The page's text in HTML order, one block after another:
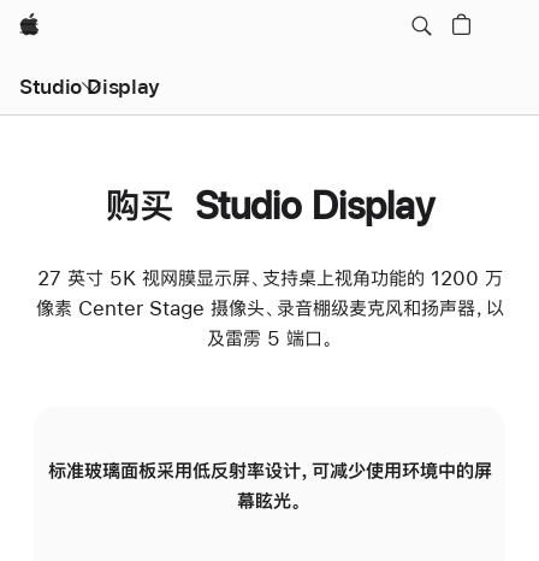
Apple
Studio Display
购买 Studio Display
27 英寸 5K 视网膜显示屏、支持桌上视角功能的 1200 万
像素 Center Stage 摄像头、录音棚级麦克风和扬声器，以
及雷雳 5 端口。
标准玻璃面板采用低反射率设计，可减少使用环境中的屏
幕眩光。